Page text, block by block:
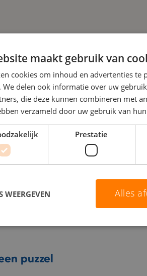
puzzel
maakt gebruik van
cookies om inhoud en advertenties te
We delen ook informatie over uw
die deze kunnen combineren met
verzameld door uw gebruik van
Prestatie
Alles
WEERGEVEN